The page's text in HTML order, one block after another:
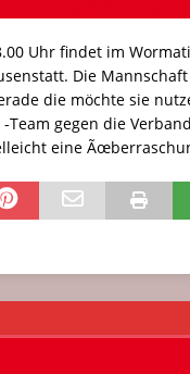
Uhr findet im
Die
die möchte sie
gegen die
eine